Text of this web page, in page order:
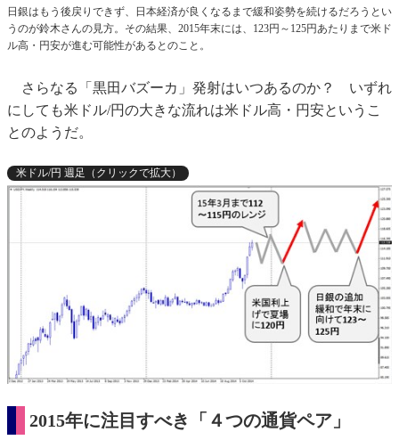
日銀はもう後戻りできず、日本経済が良くなるまで緩和姿勢を続けるだろうとい
うのが鈴木さんの見方。その結果、2015年末には、123円～125円あたりまで米ド
ル高・円安が進む可能性があるとのこと。
さらなる「黒田バズーカ」発射はいつあるのか？ いずれ
にしても米ドル/円の大きな流れは米ドル高・円安というこ
とのようだ。
米ドル/円 週足（クリックで拡大）
2015年に注目すべき「４つの通貨ペア」